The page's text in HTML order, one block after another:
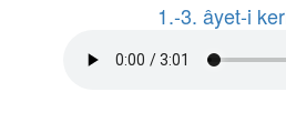
1.-3. âyet-i